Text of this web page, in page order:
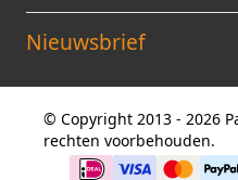
Nieuwsbrief
© Copyright 2013 - 2026
rechten voorbehouden.